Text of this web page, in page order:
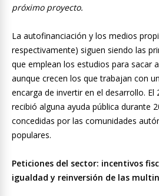
próximo proyecto.
La autofinanciación y los medios
respectivamente) siguen siendo las
que emplean los estudios para sacar
aunque crecen los que trabajan con
encarga de invertir en el desarrollo. El
recibió alguna ayuda pública durante
concedidas por las comunidades
populares.
Peticiones del sector: incentivos
igualdad y reinversión de las